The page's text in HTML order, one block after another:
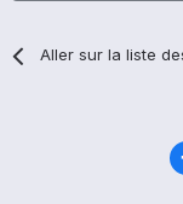
Aller sur la liste